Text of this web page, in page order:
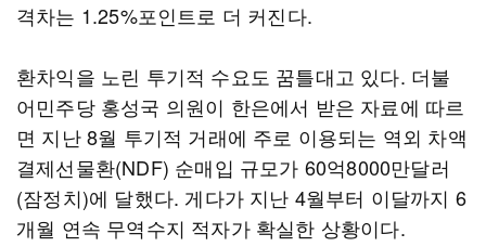
격차는 1.25%포인트로 더 커진다.
환차익을 노린 투기적 수요도 꿈틀대고 있다. 더불
어민주당 홍성국 의원이 한은에서 받은 자료에 따르
면 지난 8월 투기적 거래에 주로 이용되는 역외 차액
결제선물환(NDF) 순매입 규모가 60억8000만달러
(잠정치)에 달했다. 게다가 지난 4월부터 이달까지 6
개월 연속 무역수지 적자가 확실한 상황이다.